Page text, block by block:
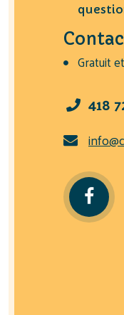
Gratuit
418